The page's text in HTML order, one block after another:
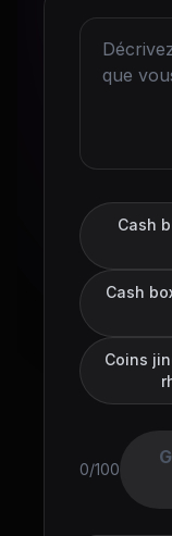
Cash
Cash
Coins
0/100